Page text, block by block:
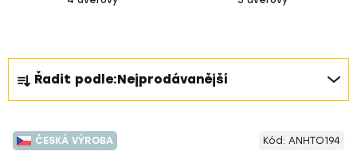
Ř
a
z
e
n
Řadit podle:Nejprodávanější
V
ý
ČESKÁ VÝROBA Kód: ANHTO194